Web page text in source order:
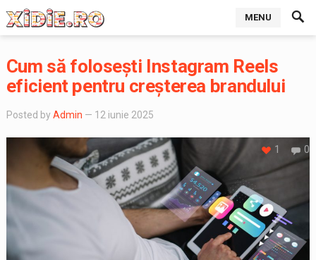
MENU
Cum să folosești Instagram Reels
eficient pentru creșterea brandului
Posted by Admin — 12 iunie 2025
0
1